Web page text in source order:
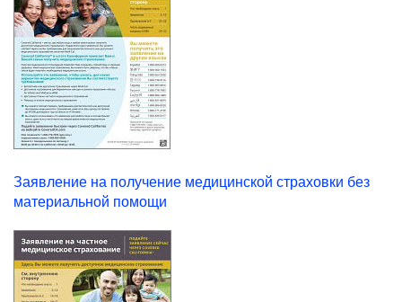
Заявление на получение медицинской страховки без
материальной помощи